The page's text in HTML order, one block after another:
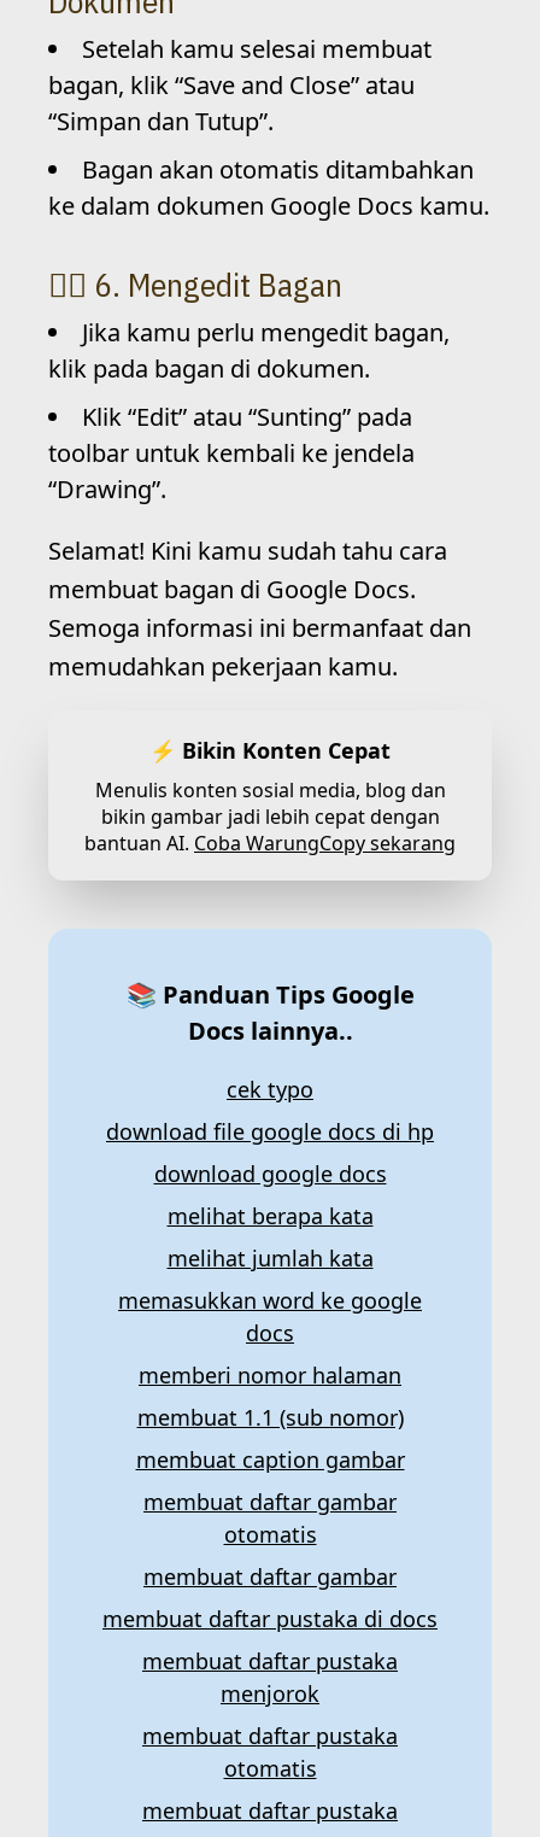
Setelah kamu selesai membuat
bagan, klik “Save and Close” atau
“Simpan dan Tutup”.
Bagan akan otomatis ditambahkan
ke dalam dokumen Google Docs kamu.
6. Mengedit Bagan
Jika kamu perlu mengedit bagan,
klik pada bagan di dokumen.
Klik “Edit” atau “Sunting” pada
toolbar untuk kembali ke jendela
“Drawing”.
Selamat! Kini kamu sudah tahu cara
membuat bagan di Google Docs.
Semoga informasi ini bermanfaat dan
memudahkan pekerjaan kamu.
⚡ Bikin Konten Cepat
Menulis konten sosial media, blog dan
bikin gambar jadi lebih cepat dengan
bantuan AI. Coba WarungCopy sekarang
📚 Panduan Tips Google
Docs lainnya..
cek typo
download file google docs di hp
download google docs
melihat berapa kata
melihat jumlah kata
memasukkan word ke google
docs
memberi nomor halaman
membuat 1.1 (sub nomor)
membuat caption gambar
membuat daftar gambar
otomatis
membuat daftar gambar
membuat daftar pustaka di docs
membuat daftar pustaka
menjorok
membuat daftar pustaka
otomatis
membuat daftar pustaka